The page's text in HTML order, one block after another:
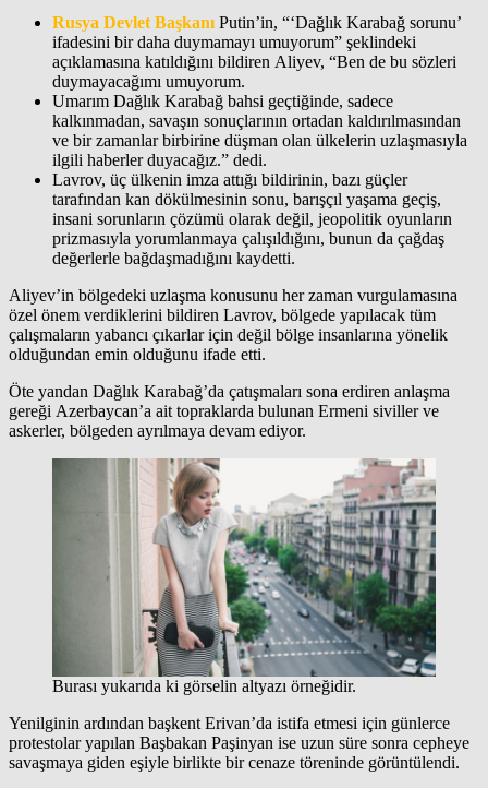
Rusya Devlet Başkanı Putin’in, “‘Dağlık Karabağ sorunu’
ifadesini bir daha duymamayı umuyorum” şeklindeki
açıklamasına katıldığını bildiren Aliyev, “Ben de bu sözleri
duymayacağımı umuyorum.
Umarım Dağlık Karabağ bahsi geçtiğinde, sadece
kalkınmadan, savaşın sonuçlarının ortadan kaldırılmasından
ve bir zamanlar birbirine düşman olan ülkelerin uzlaşmasıyla
ilgili haberler duyacağız.” dedi.
Lavrov, üç ülkenin imza attığı bildirinin, bazı güçler
tarafından kan dökülmesinin sonu, barışçıl yaşama geçiş,
insani sorunların çözümü olarak değil, jeopolitik oyunların
prizmasıyla yorumlanmaya çalışıldığını, bunun da çağdaş
değerlerle bağdaşmadığını kaydetti.
Aliyev’in bölgedeki uzlaşma konusunu her zaman vurgulamasına
özel önem verdiklerini bildiren Lavrov, bölgede yapılacak tüm
çalışmaların yabancı çıkarlar için değil bölge insanlarına yönelik
olduğundan emin olduğunu ifade etti.
Öte yandan Dağlık Karabağ’da çatışmaları sona erdiren anlaşma
gereği Azerbaycan’a ait topraklarda bulunan Ermeni siviller ve
askerler, bölgeden ayrılmaya devam ediyor.
Burası yukarıda ki görselin altyazı örneğidir.
Yenilginin ardından başkent Erivan’da istifa etmesi için günlerce
protestolar yapılan Başbakan Paşinyan ise uzun süre sonra cepheye
savaşmaya giden eşiyle birlikte bir cenaze töreninde görüntülendi.